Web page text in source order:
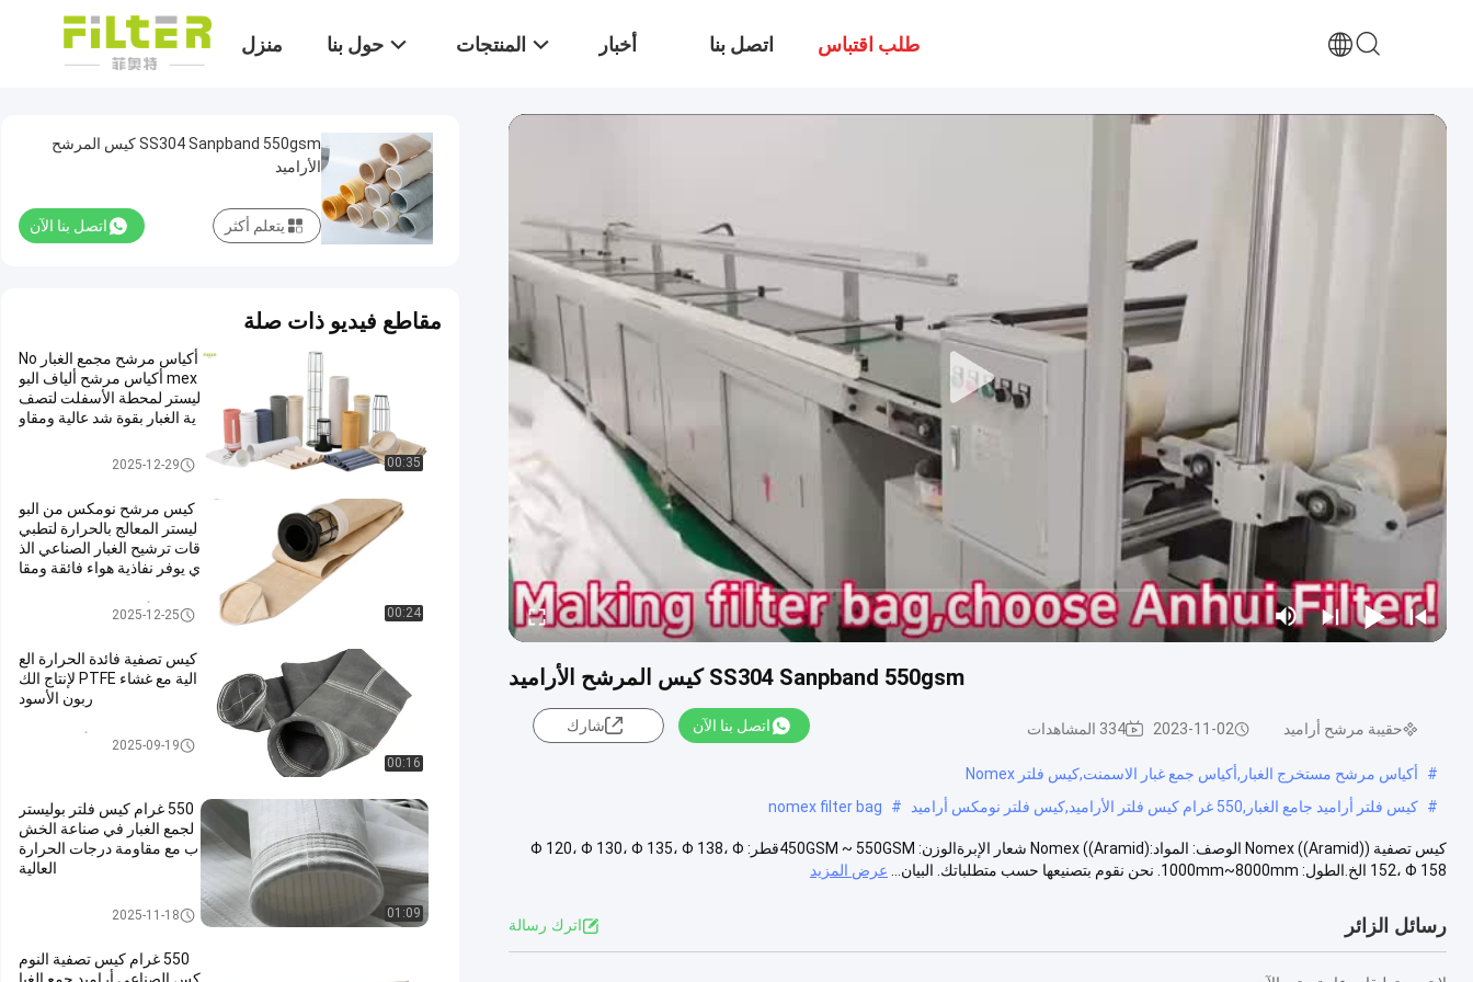
منزل حول بنا المنتجات أخبار اتصل بنا طلب اقتباس
SS304 Sanpband 550gsm كيس المرشح الأراميد
حقيبة مرشح أراميد 2023-11-02 334 المشاهدات اتصل بنا الآن شارك
#
أكياس مرشح مستخرج الغبار,أكياس جمع غبار الاسمنت,كيس فلتر Nomex
# كيس فلتر أراميد جامع الغبار,550 غرام كيس فلتر الأراميد,كيس فلتر نومكس أراميد #
nomex filter bag
كيس تصفية Nomex ((Aramid)) الوصف: المواد:Nomex ((Aramid) شعار الإبرةالوزن: 450GSM ~ 550GSMقطر: Φ 120، Φ 130، Φ 135، Φ 138، Φ
152، Φ 158 الخ.الطول: 1000mm~8000mm. نحن نقوم بتصنيعها حسب متطلباتك. البيان...
عرض المزيد
رسائل الزائر اترك رسالة
SS304 Sanpband 550gsm كيس المرشح
الأراميد
اتصل بنا الآن يتعلم أكثر
مقاطع فيديو ذات صلة
00:35
أكياس مرشح مجمع الغبار No
mex أكياس مرشح ألياف البو
ليستر لمحطة الأسفلت لتصف
ية الغبار بقوة شد عالية ومقاو
كيس فلتر بوليستر2025-12-29
00:24
كيس مرشح نومكس من البو
ليستر المعالج بالحرارة لتطبي
قات ترشيح الغبار الصناعي الذ
ي يوفر نفاذية هواء فائقة ومقا
أكياس تصفية جامع الغبار
2025-12-25
00:16
كيس تصفية فائدة الحرارة الع
الية مع غشاء PTFE لإنتاج الك
ربون الأسود
كيس فلتر من ألياف الزجاج
2025-09-19
01:09
550 غرام كيس فلتر بوليستر
لجمع الغبار في صناعة الخش
ب مع مقاومة درجات الحرارة
العالية
كيس فلتر بوليستر2025-11-18
550 غرام كيس تصفية النوم